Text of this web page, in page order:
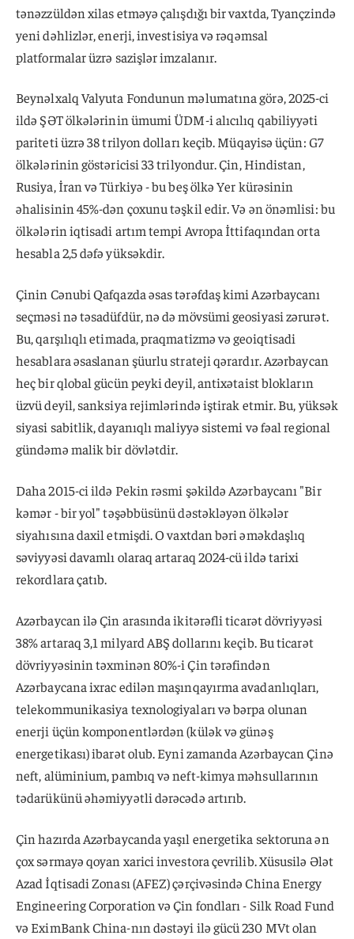
tənəzzüldən xilas etməyə çalışdığı bir vaxtda, Tyançzində
yeni dəhlizlər, enerji, investisiya və rəqəmsal
platformalar üzrə sazişlər imzalanır.
Beynəlxalq Valyuta Fondunun məlumatına görə, 2025-ci
ildə ŞƏT ölkələrinin ümumi ÜDM-i alıcılıq qabiliyyəti
pariteti üzrə 38 trilyon dolları keçib. Müqayisə üçün: G7
ölkələrinin göstəricisi 33 trilyondur. Çin, Hindistan,
Rusiya, İran və Türkiyə - bu beş ölkə Yer kürəsinin
əhalisinin 45%-dən çoxunu təşkil edir. Və ən önəmlisi: bu
ölkələrin iqtisadi artım tempi Avropa İttifaqından orta
hesabla 2,5 dəfə yüksəkdir.
Çinin Cənubi Qafqazda əsas tərəfdaş kimi Azərbaycanı
seçməsi nə təsadüfdür, nə də mövsümi geosiyasi zərurət.
Bu, qarşılıqlı etimada, praqmatizmə və geoiqtisadi
hesablara əsaslanan şüurlu strateji qərardır. Azərbaycan
heç bir qlobal gücün peyki deyil, antixətaist blokların
üzvü deyil, sanksiya rejimlərində iştirak etmir. Bu, yüksək
siyasi sabitlik, dayanıqlı maliyyə sistemi və fəal regional
gündəmə malik bir dövlətdir.
Daha 2015-ci ildə Pekin rəsmi şəkildə Azərbaycanı "Bir
kəmər - bir yol" təşəbbüsünü dəstəkləyən ölkələr
siyahısına daxil etmişdi. O vaxtdan bəri əməkdaşlıq
səviyyəsi davamlı olaraq artaraq 2024-cü ildə tarixi
rekordlara çatıb.
Azərbaycan ilə Çin arasında ikitərəfli ticarət dövriyyəsi
38% artaraq 3,1 milyard ABŞ dollarını keçib. Bu ticarət
dövriyyəsinin təxminən 80%-i Çin tərəfindən
Azərbaycana ixrac edilən maşınqayırma avadanlıqları,
telekommunikasiya texnologiyaları və bərpa olunan
enerji üçün komponentlərdən (külək və günəş
energetikası) ibarət olub. Eyni zamanda Azərbaycan Çinə
neft, alüminium, pambıq və neft-kimya məhsullarının
tədarükünü əhəmiyyətli dərəcədə artırıb.
Çin hazırda Azərbaycanda yaşıl energetika sektoruna ən
çox sərmayə qoyan xarici investora çevrilib. Xüsusilə Ələt
Azad İqtisadi Zonası (AFEZ) çərçivəsində China Energy
Engineering Corporation və Çin fondları - Silk Road Fund
və EximBank China-nın dəstəyi ilə gücü 230 MVt olan